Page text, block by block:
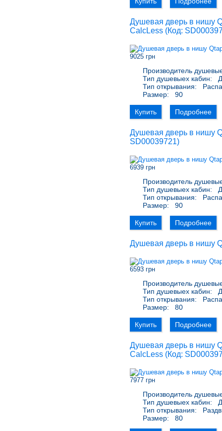
Душевая дверь в нишу
CalcLess (Код:
9025 грн
Производитель
Тип душевыех кабин:
Тип открывания:
Размер:
90
Купить Подробнее
Душевая дверь в нишу
SD00039721)
6939 грн
Производитель
Тип душевыех кабин:
Тип открывания:
Размер:
90
Купить Подробнее
Душевая дверь в нишу
6593 грн
Производитель
Тип душевыех кабин:
Тип открывания:
Размер:
80
Купить Подробнее
Душевая дверь в нишу
CalcLess (Код:
7977 грн
Производитель
Тип душевыех кабин:
Тип открывания:
Размер:
80